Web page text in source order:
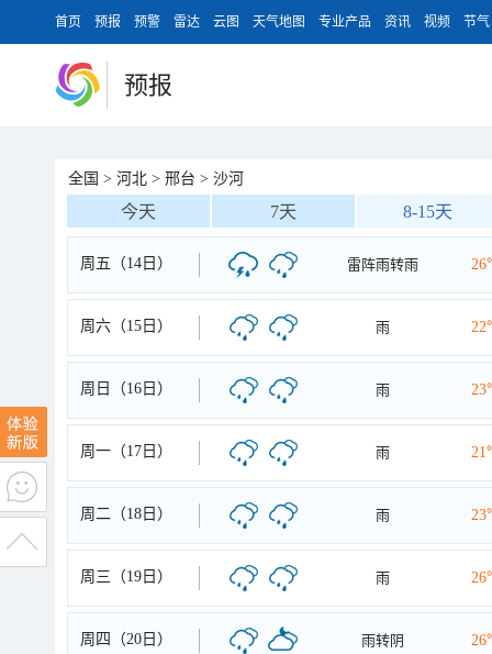
首页 预报 预警 雷达 云图 天气地图 专业产品 资讯 视频 节气
预报
全国 > 河北 > 邢台 > 沙河
今天 7天 8-15天
周五（14日） 雷阵雨转雨
周六（15日） 雨
周日（16日） 雨
周一（17日） 雨
周二（18日） 雨
周三（19日） 雨
周四（20日） 雨转阴